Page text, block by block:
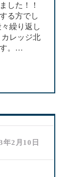
した！！
る方でし
繰り返し
レッジ北
す。…
年2月10日